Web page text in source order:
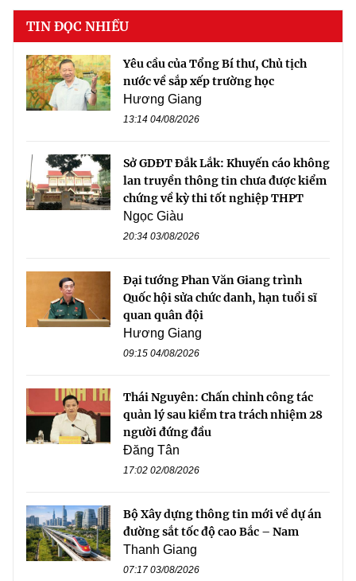
TIN ĐỌC NHIỀU
Yêu cầu của Tổng Bí thư, Chủ tịch
nước về sắp xếp trường học
Hương Giang
13:14 04/08/2026
Sở GDĐT Đắk Lắk: Khuyến cáo không
lan truyền thông tin chưa được kiểm
chứng về kỳ thi tốt nghiệp THPT
Ngọc Giàu
20:34 03/08/2026
Đại tướng Phan Văn Giang trình
Quốc hội sửa chức danh, hạn tuổi sĩ
quan quân đội
Hương Giang
09:15 04/08/2026
Thái Nguyên: Chấn chỉnh công tác
quản lý sau kiểm tra trách nhiệm 28
người đứng đầu
Đăng Tân
17:02 02/08/2026
Bộ Xây dựng thông tin mới về dự án
đường sắt tốc độ cao Bắc – Nam
Thanh Giang
07:17 03/08/2026